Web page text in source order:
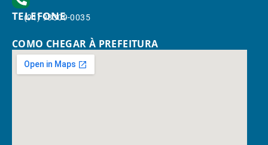
TELEFONE
(91) 98309-0035
COMO CHEGAR À PREFEITURA